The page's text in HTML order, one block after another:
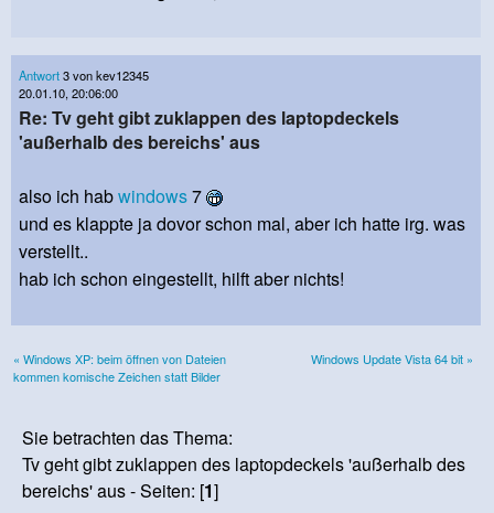
Antwort3 von kev12345
20.01.10, 20:06:00
Re: Tv geht gibt zuklappen des laptopdeckels
'außerhalb des bereichs' aus
also ich habwindows7
und es klappte ja dovor schon mal, aber ich hatte irg. was
verstellt..
hab ich schon eingestellt, hilft aber nichts!
« Windows XP: beim öffnen von Dateien
kommen komische Zeichen statt Bilder
Windows Update Vista 64 bit »
Sie betrachten das Thema:
Tv geht gibt zuklappen des laptopdeckels 'außerhalb des
bereichs' aus - Seiten: [1]